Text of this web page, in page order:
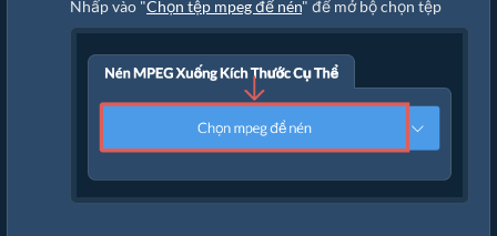
Nhấp vào "Chọn tệp mpeg để nén" để mở bộ chọn tệp